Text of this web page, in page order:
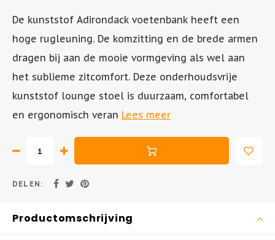
Tuinstoel - BOX
Tuinstoel - SKY
Tuinstoel - MILA
Hangstoelen
Bistrotafels
Vierkante Tuintafels
Tuintafels metaal
De kunststof Adirondack voetenbank heeft een
hoge rugleuning. De komzitting en de brede armen
dragen bij aan de mooie vormgeving als wel aan
het sublieme zitcomfort. Deze onderhoudsvrije
kunststof lounge stoel is duurzaam, comfortabel
en ergonomisch veran Lees meer
DELEN:
Productomschrijving